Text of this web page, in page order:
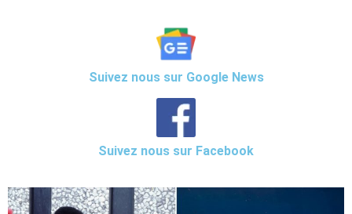
Suivez nous sur Google News
Suivez nous sur Facebook